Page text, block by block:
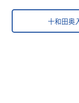
十和田奥